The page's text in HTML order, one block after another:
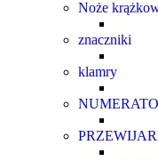
Noże
znaczniki
klamry